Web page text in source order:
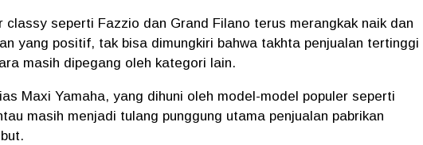
classy seperti Fazzio dan Grand Filano terus merangkak naik dan
yang positif, tak bisa dimungkiri bahwa takhta penjualan tertinggi
masih dipegang oleh kategori lain.
Maxi Yamaha, yang dihuni oleh model-model populer seperti
masih menjadi tulang punggung utama penjualan pabrikan